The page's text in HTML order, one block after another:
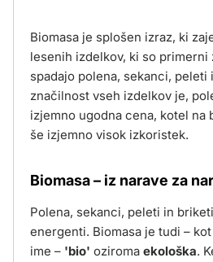
Biomasa je splošen izraz, ki
lesenih izdelkov, ki so primerni
spadajo polena, sekanci, peleti
značilnost vseh izdelkov je,
izjemno ugodna cena, kotel na
še izjemno visok izkoristek.
Biomasa – iz narave za
Polena, sekanci, peleti in
energenti. Biomasa je tudi –
ime – 'bio' oziroma ekološka.